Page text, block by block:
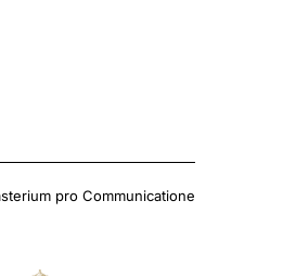
pro Communicatione